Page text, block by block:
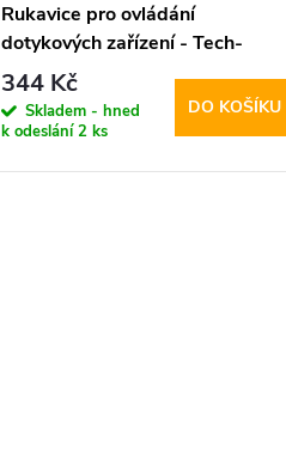
Rukavice pro ovládání
dotykových zařízení - Tech-
Protect, WG01 Winter
Touchscreen Gloves M
344 Kč
Skladem - hned
k odeslání2 ks
DO KOŠÍKU